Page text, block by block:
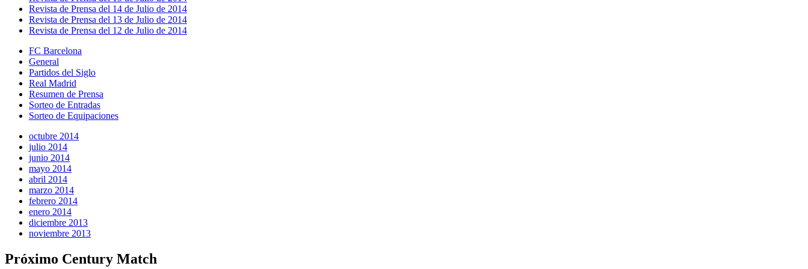
Revista de Prensa del 14 de Julio de 2014
Revista de Prensa del 13 de Julio de 2014
Revista de Prensa del 12 de Julio de 2014
FC Barcelona
General
Partidos del Siglo
Real Madrid
Resumen de Prensa
Sorteo de Entradas
Sorteo de Equipaciones
octubre 2014
julio 2014
junio 2014
mayo 2014
abril 2014
marzo 2014
febrero 2014
enero 2014
diciembre 2013
noviembre 2013
Próximo Century Match